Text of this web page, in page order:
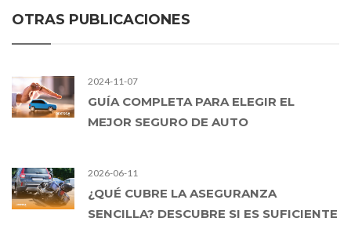
OTRAS PUBLICACIONES
2024-11-07
GUÍA COMPLETA PARA ELEGIR EL
MEJOR SEGURO DE AUTO
2026-06-11
¿QUÉ CUBRE LA ASEGURANZA
SENCILLA? DESCUBRE SI ES SUFICIENTE